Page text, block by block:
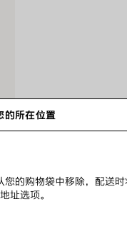
的所在位置
的购物袋中移除，配送时
址选项。